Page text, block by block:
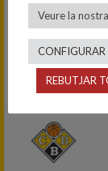
Veure la
CONFIGURAR
REBUTJAR